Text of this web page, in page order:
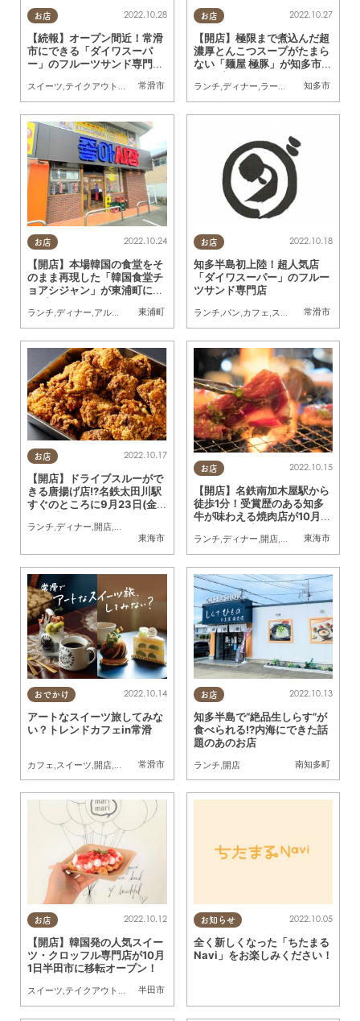
お店
常滑市
2022.10.28
【続報】オープン間近！常滑
市にできる「ダイワスーパ
ー」のフルーツサンド専門店
スイーツ,テイクアウト ,開店 ,トレンド
お店
知多市
2022.10.27
【開店】極限まで煮込んだ超
濃厚とんこつスープがたまら
ない「麺屋 極豚」が知多市に
ランチ,ディナー,ラーメン 開店,家族
お店
東浦町
2022.10.24
【開店】本場韓国の食堂をそ
のまま再現した「韓国食堂チ
ョアシジャン」が東浦町にオ
ランチ,ディナー,アルコール ,開店,家族 友人
お店
常滑市
2022.10.18
知多半島初上陸！超人気店
「ダイワスーパー」のフルー
ツサンド専門店
ランチ,パン,カフェ,スイーツ ,テイクアウ
お店
東海市
2022.10.17
【開店】ドライブスルーがで
きる唐揚げ店!?名鉄太田川駅
すぐのところに9月23日(金)
ランチ,ディナー,開店,家族
お店
東海市
2022.10.15
【開店】名鉄南加木屋駅から
徒歩1分！受賞歴のある知多
牛が味わえる焼肉店が10月1
ランチ,ディナー,開店,家族 おひとりさま
おでかけ
常滑市
2022.10.14
アートなスイーツ旅してみな
い？トレンドカフェin常滑
カフェ,スイーツ,開店,観光 家族,カップル 友人,トレンド
お店
南知多町
2022.10.13
知多半島で“絶品生しらす”が
食べられる!?内海にできた話
題のあのお店
ランチ,開店
お店
半田市
2022.10.12
【開店】韓国発の人気スイー
ツ・クロッフル専門店が10月
1日半田市に移転オープン！
スイーツ,テイクアウト ,開店 ,リニューアル
お知らせ 2022.10.05
全く新しくなった「ちたまる
Navi」をお楽しみください！